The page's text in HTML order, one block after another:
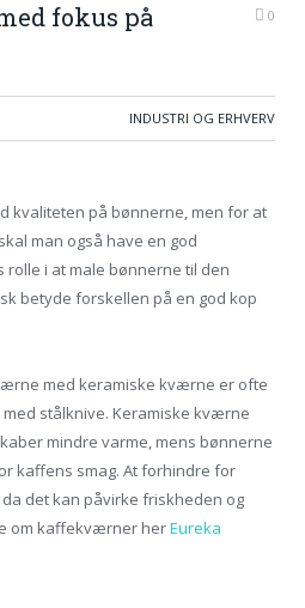
fokus på
0
INDUSTRI OG ERHVERV
kvaliteten på bønnerne, men for at
man også have en god
i at male bønnerne til den
betyde forskellen på en god kop
med keramiske kværne er ofte
stålknive. Keramiske kværne
mindre varme, mens bønnerne
kaffens smag. At forhindre for
det kan påvirke friskheden og
om kaffekværner herEureka